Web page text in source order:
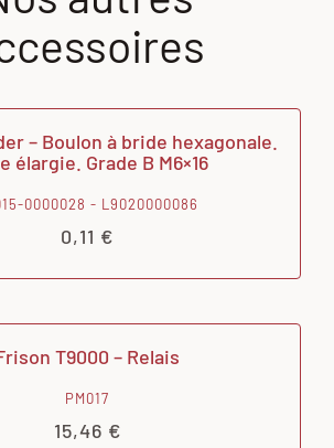
– Boulon à bride hexagonale.
élargie. Grade B M6×16
0000028 - L9020000086
0,11 €
T9000 – Relais
PM017
15,46 €